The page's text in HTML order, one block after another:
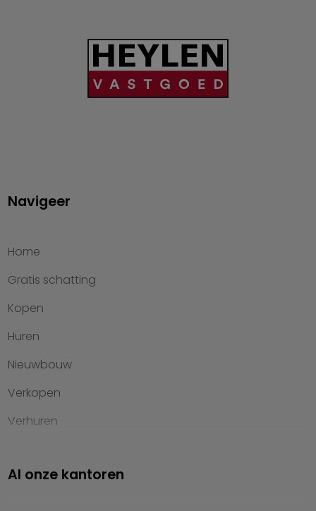
Navigeer
Home
Gratis schatting
Kopen
Huren
Nieuwbouw
Verkopen
Verhuren
Property management
Al onze kantoren